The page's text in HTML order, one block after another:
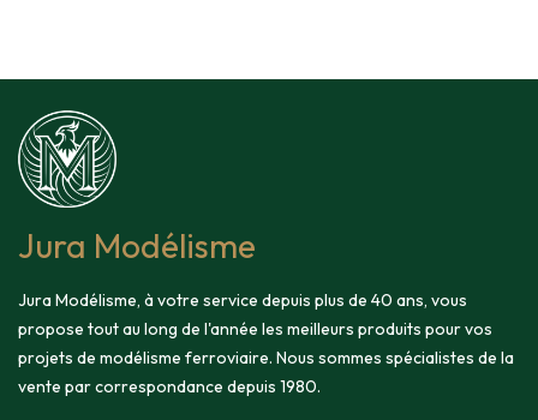
Jura Modélisme
Jura Modélisme, à votre service depuis plus de 40 ans, vous
propose tout au long de l'année les meilleurs produits pour vos
projets de modélisme ferroviaire. Nous sommes spécialistes de la
vente par correspondance depuis 1980.